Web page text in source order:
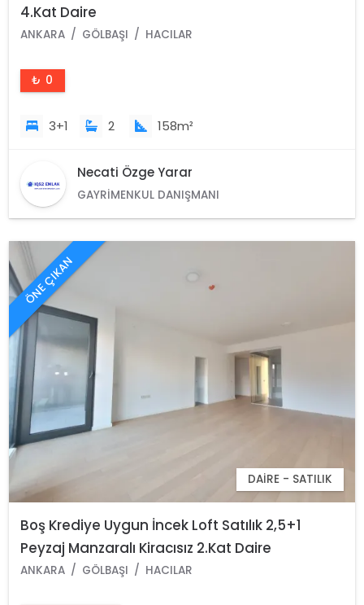
4.Kat Daire
ANKARA GÖLBAŞI HACILAR
₺ 0
3+1 2 158m²
Necati Özge Yarar
GAYRIMENKUL DANIŞMANI
ÖNE ÇIKAN
DAIRE - SATILIK
Boş Krediye Uygun İncek Loft Satılık 2,5+1
Peyzaj Manzaralı Kiracısız 2.Kat Daire
ANKARA GÖLBAŞI HACILAR